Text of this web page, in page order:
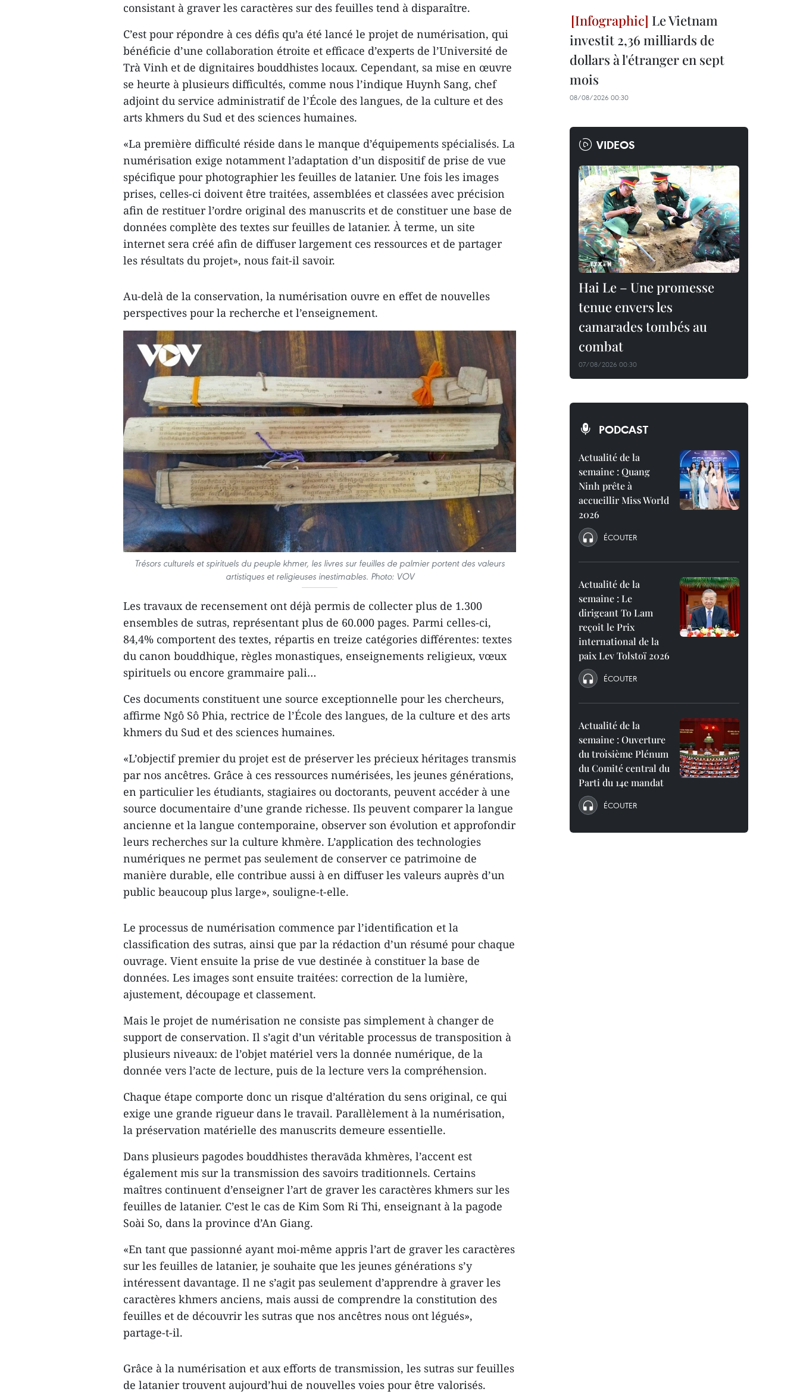
consistant à graver les caractères sur des feuilles tend à disparaître.
C’est pour répondre à ces défis qu’a été lancé le projet de numérisation, qui
bénéficie d’une collaboration étroite et efficace d’experts de l’Université de
Trà Vinh et de dignitaires bouddhistes locaux. Cependant, sa mise en œuvre
se heurte à plusieurs difficultés, comme nous l’indique Huynh Sang, chef
adjoint du service administratif de l’École des langues, de la culture et des
arts khmers du Sud et des sciences humaines.
«La première difficulté réside dans le manque d’équipements spécialisés. La
numérisation exige notamment l’adaptation d’un dispositif de prise de vue
spécifique pour photographier les feuilles de latanier. Une fois les images
prises, celles-ci doivent être traitées, assemblées et classées avec précision
afin de restituer l’ordre original des manuscrits et de constituer une base de
données complète des textes sur feuilles de latanier. À terme, un site
internet sera créé afin de diffuser largement ces ressources et de partager
les résultats du projet», nous fait-il savoir.
Au-delà de la conservation, la numérisation ouvre en effet de nouvelles
perspectives pour la recherche et l’enseignement.
Trésors culturels et spirituels du peuple khmer, les livres sur feuilles de palmier portent des valeurs
artistiques et religieuses inestimables. Photo: VOV
Les travaux de recensement ont déjà permis de collecter plus de 1.300
ensembles de sutras, représentant plus de 60.000 pages. Parmi celles-ci,
84,4% comportent des textes, répartis en treize catégories différentes: textes
du canon bouddhique, règles monastiques, enseignements religieux, vœux
spirituels ou encore grammaire pali…
Ces documents constituent une source exceptionnelle pour les chercheurs,
affirme Ngô Sô Phia, rectrice de l’École des langues, de la culture et des arts
khmers du Sud et des sciences humaines.
«L’objectif premier du projet est de préserver les précieux héritages transmis
par nos ancêtres. Grâce à ces ressources numérisées, les jeunes générations,
en particulier les étudiants, stagiaires ou doctorants, peuvent accéder à une
source documentaire d’une grande richesse. Ils peuvent comparer la langue
ancienne et la langue contemporaine, observer son évolution et approfondir
leurs recherches sur la culture khmère. L’application des technologies
numériques ne permet pas seulement de conserver ce patrimoine de
manière durable, elle contribue aussi à en diffuser les valeurs auprès d’un
public beaucoup plus large», souligne-t-elle.
Le processus de numérisation commence par l’identification et la
classification des sutras, ainsi que par la rédaction d’un résumé pour chaque
ouvrage. Vient ensuite la prise de vue destinée à constituer la base de
données. Les images sont ensuite traitées: correction de la lumière,
ajustement, découpage et classement.
Mais le projet de numérisation ne consiste pas simplement à changer de
support de conservation. Il s’agit d’un véritable processus de transposition à
plusieurs niveaux: de l’objet matériel vers la donnée numérique, de la
donnée vers l’acte de lecture, puis de la lecture vers la compréhension.
Chaque étape comporte donc un risque d’altération du sens original, ce qui
exige une grande rigueur dans le travail. Parallèlement à la numérisation,
la préservation matérielle des manuscrits demeure essentielle.
Dans plusieurs pagodes bouddhistes theravāda khmères, l’accent est
également mis sur la transmission des savoirs traditionnels. Certains
maîtres continuent d’enseigner l’art de graver les caractères khmers sur les
feuilles de latanier. C’est le cas de Kim Som Ri Thi, enseignant à la pagode
Soài So, dans la province d’An Giang.
«En tant que passionné ayant moi-même appris l’art de graver les caractères
sur les feuilles de latanier, je souhaite que les jeunes générations s’y
intéressent davantage. Il ne s’agit pas seulement d’apprendre à graver les
caractères khmers anciens, mais aussi de comprendre la constitution des
feuilles et de découvrir les sutras que nos ancêtres nous ont légués»,
partage-t-il.
Grâce à la numérisation et aux efforts de transmission, les sutras sur feuilles
de latanier trouvent aujourd’hui de nouvelles voies pour être valorisés.
Le Vietnam
investit 2,36 milliards de
dollars à l'étranger en sept
mois
08/08/2026 00:30
VIDEOS
Hai Le – Une promesse
tenue envers les
camarades tombés au
combat
07/08/2026 00:30
PODCAST
Actualité de la
semaine : Quang
Ninh prête à
accueillir Miss World
2026
ÉCOUTER
Actualité de la
semaine : Le
dirigeant To Lam
reçoit le Prix
international de la
paix Lev Tolstoï 2026
ÉCOUTER
Actualité de la
semaine : Ouverture
du troisième Plénum
du Comité central du
Parti du 14e mandat
ÉCOUTER